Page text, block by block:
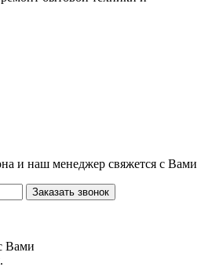
и наш менеджер свяжется с Вами
Заказать звонок
Вами